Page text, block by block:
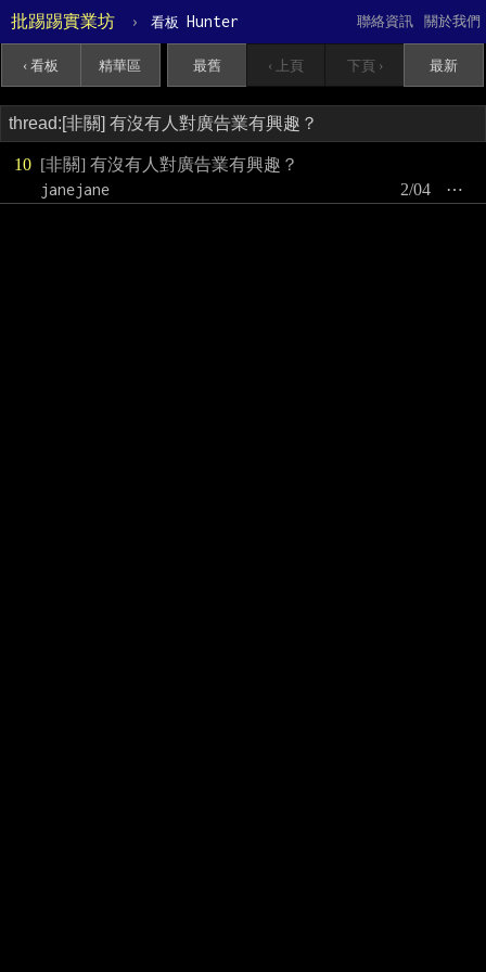
批踢踢實業坊 › 看板 Hunter 關於我們
聯絡資訊
‹ 看板 精華區 最舊 ‹ 上頁 下頁 › 最新
10 [非關] 有沒有人對廣告業有興趣？
janejane
⋯
2/04